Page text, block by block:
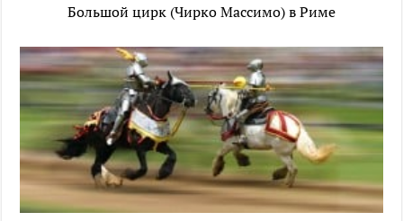
Большой цирк (Чирко Массимо) в Риме